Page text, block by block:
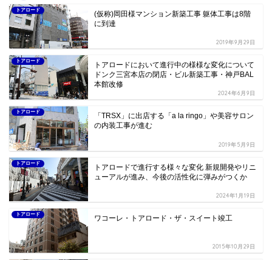
トアロード
(仮称)岡田様マンション新築工事 躯体工事は8階
に到達
2019年9月29日
トアロード
トアロードにおいて進行中の様様な変化について
ドンク三宮本店の閉店・ビル新築工事・神戸BAL
本館改修
2024年6月9日
トアロード
「TRSX」に出店する「a la ringo」や美容サロン
の内装工事が進む
2019年5月9日
トアロード
トアロードで進行する様々な変化 新規開発やリニ
ューアルが進み、今後の活性化に弾みがつくか
2024年1月19日
トアロード ワコーレ・トアロード・ザ・スイート竣工
2015年10月29日